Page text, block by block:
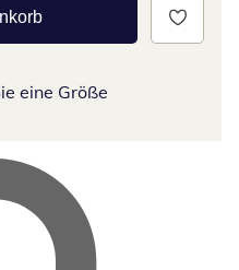
eine Größe